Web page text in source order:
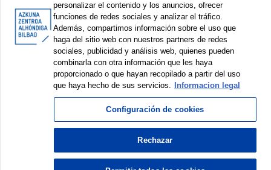
< Items sorted by: 1 to 1 of 1 >
© Azkuna Zentroa - Alhóndiga Bilbao
personalizar el contenido y los anuncios, ofrecer
funciones de redes sociales y analizar el tráfico.
Además, compartimos información sobre el uso que
haga del sitio web con nuestros partners de redes
sociales, publicidad y análisis web, quienes pueden
combinarla con otra información que les haya
proporcionado o que hayan recopilado a partir del uso
que haya hecho de sus servicios.
Informacion legal
Configuración de cookies
Rechazar